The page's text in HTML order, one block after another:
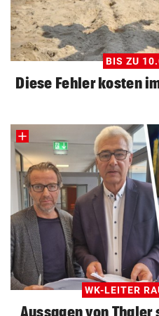
BIS ZU
Diese Fehler kosten
WK-LEITER
Aussagen von